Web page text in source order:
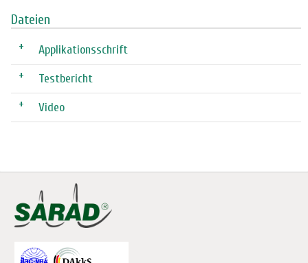
Dateien
+ Applikationsschrift
+ Testbericht
+ Video